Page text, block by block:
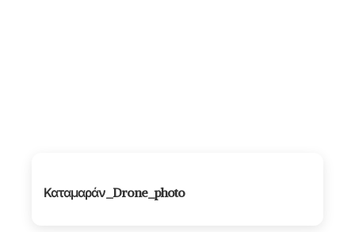
Καταμαράν_Drone_photo